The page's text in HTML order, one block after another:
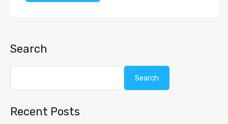
Search
Search
Recent Posts